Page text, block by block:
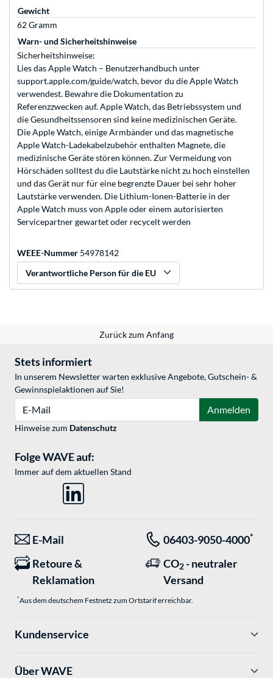
Gewicht
62 Gramm
Warn- und Sicherheitshinweise
Sicherheitshinweise:
Lies das Apple Watch – Benutzerhandbuch unter
support.apple.com/guide/watch, bevor du die Apple Watch
verwendest. Bewahre die Dokumentation zu
Referenzzwecken auf. Apple Watch, das Betriebssystem und
die Gesundheitssensoren sind keine medizinischen Geräte.
Die Apple Watch, einige Armbänder und das magnetische
Apple Watch-Ladekabelzubehör enthalten Magnete, die
medizinische Geräte stören können. Zur Vermeidung von
Hörschäden solltest du die Lautstärke nicht zu hoch einstellen
und das Gerät nur für eine begrenzte Dauer bei sehr hoher
Lautstärke verwenden. Die Lithium-Ionen-Batterie in der
Apple Watch muss von Apple oder einem autorisierten
Servicepartner gewartet oder recycelt werden
WEEE-Nummer 54978142
Verantwortliche Person für die EU
Zurück zum Anfang
Stets informiert
In unserem Newsletter warten exklusive Angebote, Gutschein- &
Gewinnspielaktionen auf Sie!
Anmelden
Hinweise zum Datenschutz
Folge WAVE auf:
Immer auf dem aktuellen Stand
E-Mail 06403-9050-4000*
Retoure &
Reklamation
CO2 - neutraler
Versand
*Aus dem deutschem Festnetz zum Ortstarif erreichbar.
Kundenservice
Über WAVE